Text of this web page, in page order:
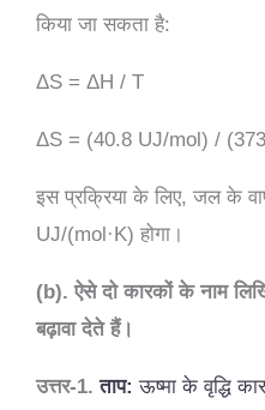
किया जा सकता है:
ΔS = ΔH / T
ΔS = (40.8 UJ/mol) /
इस प्रक्रिया के लिए, जल के
UJ/(mol·K) होगा।
(b). ऐसे दो कारकों के नाम
बढ़ावा देते हैं।
उत्तर-1.ताप: ऊष्मा के वृद्धि